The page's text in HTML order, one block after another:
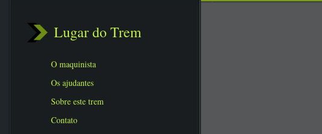
Lugar do Trem
O maquinista
Os ajudantes
Sobre este trem
Contato